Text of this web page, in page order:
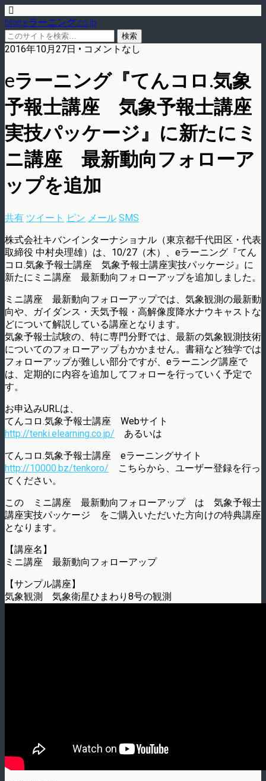
blog.eラーニング.co.jp
2016年10月27日 • コメントなし
eラーニング『てんコロ.気象
予報士講座 気象予報士講座
実技パッケージ』に新たにミ
ニ講座 最新動向フォローア
ップを追加
共有 ツイート ピン メール SMS
株式会社キバンインターナショナル（東京都千代田区・代表
取締役 中村央理雄）は、10/27（木）、eラーニング『てん
コロ.気象予報士講座 気象予報士講座実技パッケージ』に
新たにミニ講座 最新動向フォローアップを追加しました。
ミニ講座 最新動向フォローアップでは、気象観測の最新動
向や、ガイダンス・天気予報・高解像度降水ナウキャストな
どについて解説している講座となります。
気象予報士試験の、特に専門分野では、最新の気象観測技術
についてのフォローアップもかかません。書籍など独学では
フォローアップが難しい部分ですが、eラーニング講座で
は、定期的に内容を追加してフォローを行っていく予定で
す。
お申込みURLは、
てんコロ.気象予報士講座 Webサイト
http://tenki.elearning.co.jp/ あるいは
てんコロ.気象予報士講座 eラーニングサイト
http://10000.bz/tenkoro/ こちらから、ユーザー登録を行っ
てください。
この ミニ講座 最新動向フォローアップ は 気象予報士
講座実技パッケージ をご購入いただいた方向けの特典講座
となります。
【講座名】
ミニ講座 最新動向フォローアップ
【サンプル講座】
気象観測 気象衛星ひまわり8号の観測